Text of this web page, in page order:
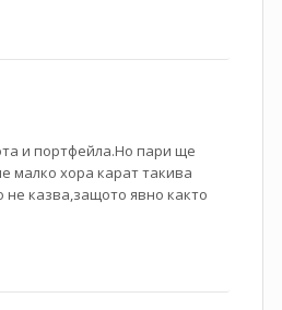
и портфейла.Но пари ще
малко хора карат такива
казва,защото явно както